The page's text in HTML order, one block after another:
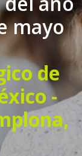
mayo
de
-